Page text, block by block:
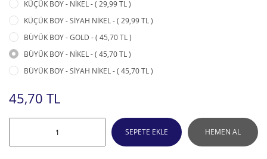
KÜÇÜK BOY - NİKEL - ( 29,99 TL )
KÜÇÜK BOY - SİYAH NİKEL - ( 29,99 TL )
BÜYÜK BOY - GOLD - ( 45,70 TL )
BÜYÜK BOY - NİKEL - ( 45,70 TL )
BÜYÜK BOY - SİYAH NİKEL - ( 45,70 TL )
45,70 TL
SEPETE EKLE HEMEN AL